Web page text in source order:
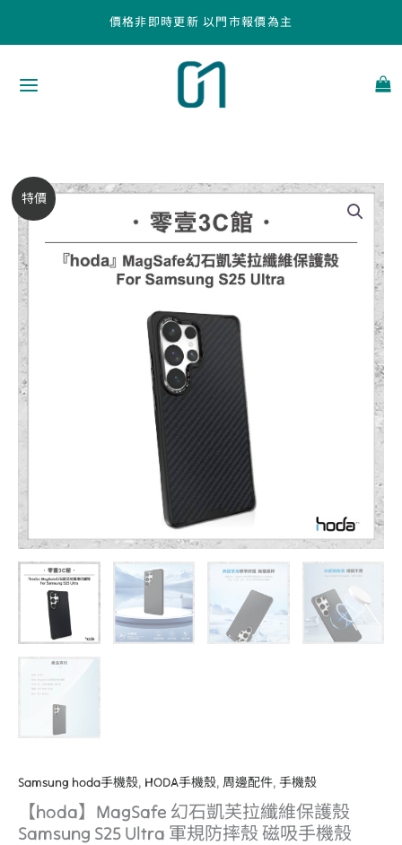
價格非即時更新 以門市報價為主
特價
Samsung hoda手機殼, HODA手機殼, 周邊配件, 手機殼
【hoda】MagSafe 幻石凱芙拉纖維保護殼
Samsung S25 Ultra 軍規防摔殼 磁吸手機殼
原
始
價
格：
NT$1,390。
目
前
價
格：
NT$1,180。
【hoda】
MagSafe
幻
石
凱
拉
纖
維
保
S25
Ultra
軍
規
磁
數